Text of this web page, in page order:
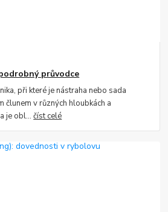
průvodce
při které je nástraha nebo sada
člunem v různých hloubkách a
je obl...číst celé